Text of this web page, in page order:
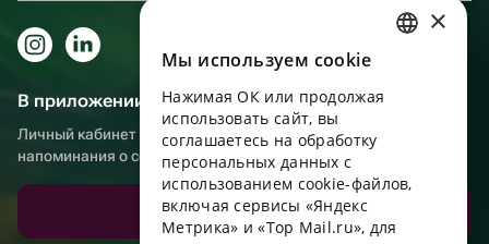
В приложении еще удобнее!
Личный кабинет получателя, больше бонусов за покупки и
напоминания о событиях
Скачать приложение
ENGLISH
UKRAINIAN
PORTUGUESE
×
Мы используем сookie
Нажимая ОК или продолжая
использовать сайт, вы
соглашаетесь на обработку
персональных данных с
использованием cookie-файлов,
включая сервисы «Яндекс
Метрика» и «Top Mail.ru», для